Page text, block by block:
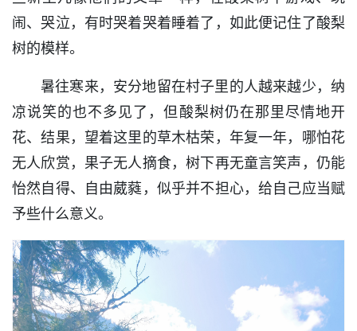
闹、哭泣，有时哭着哭着睡着了，如此便记住了酸梨
树的模样。
暑往寒来，安分地留在村子里的人越来越少，纳
凉说笑的也不多见了，但酸梨树仍在那里尽情地开
花、结果，望着这里的草木枯荣，年复一年，哪怕花
无人欣赏，果子无人摘食，树下再无童言笑声，仍能
怡然自得、自由葳蕤，似乎并不担心，给自己应当赋
予些什么意义。